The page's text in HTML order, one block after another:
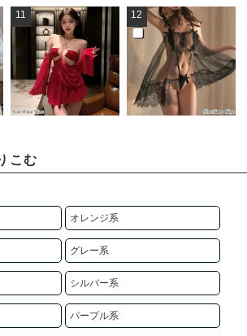
11 12
こむ
オレンジ系
グレー系
シルバー系
パープル系